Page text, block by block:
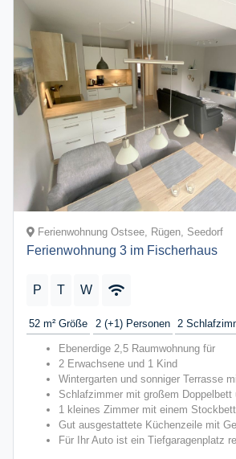
Ferienwohnung Ostsee, Rügen, Seedorf
Ferienwohnung 3 im Fischerhaus
P T W
52 m² Größe 2 (+1) Personen 2
Ebenerdige 2,5 Raumwohnung für
2 Erwachsene und 1 Kind
Wintergarten und sonniger Terrasse
Schlafzimmer mit großem Doppelbett
1 kleines Zimmer mit einem Stockbett.
Gut ausgestattete Küchenzeile mit
Für Ihr Auto ist ein Tiefgaragenplatz